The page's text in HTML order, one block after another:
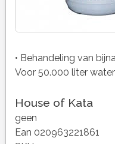
• Behandeling van
Voor 50.000 liter water
House of Kata
geen
Ean 020963221861